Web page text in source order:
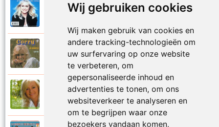
Wij gebruiken cookies
Wij maken gebruik van cookies en
andere tracking-technologieën om
uw surfervaring op onze website
te verbeteren, om
gepersonaliseerde inhoud en
advertenties te tonen, om ons
websiteverkeer te analyseren en
om te begrijpen waar onze
bezoekers vandaan komen.
Corry Konings
Je kan je leven nooit meer overdoen
Je moedertje
Corry Konings